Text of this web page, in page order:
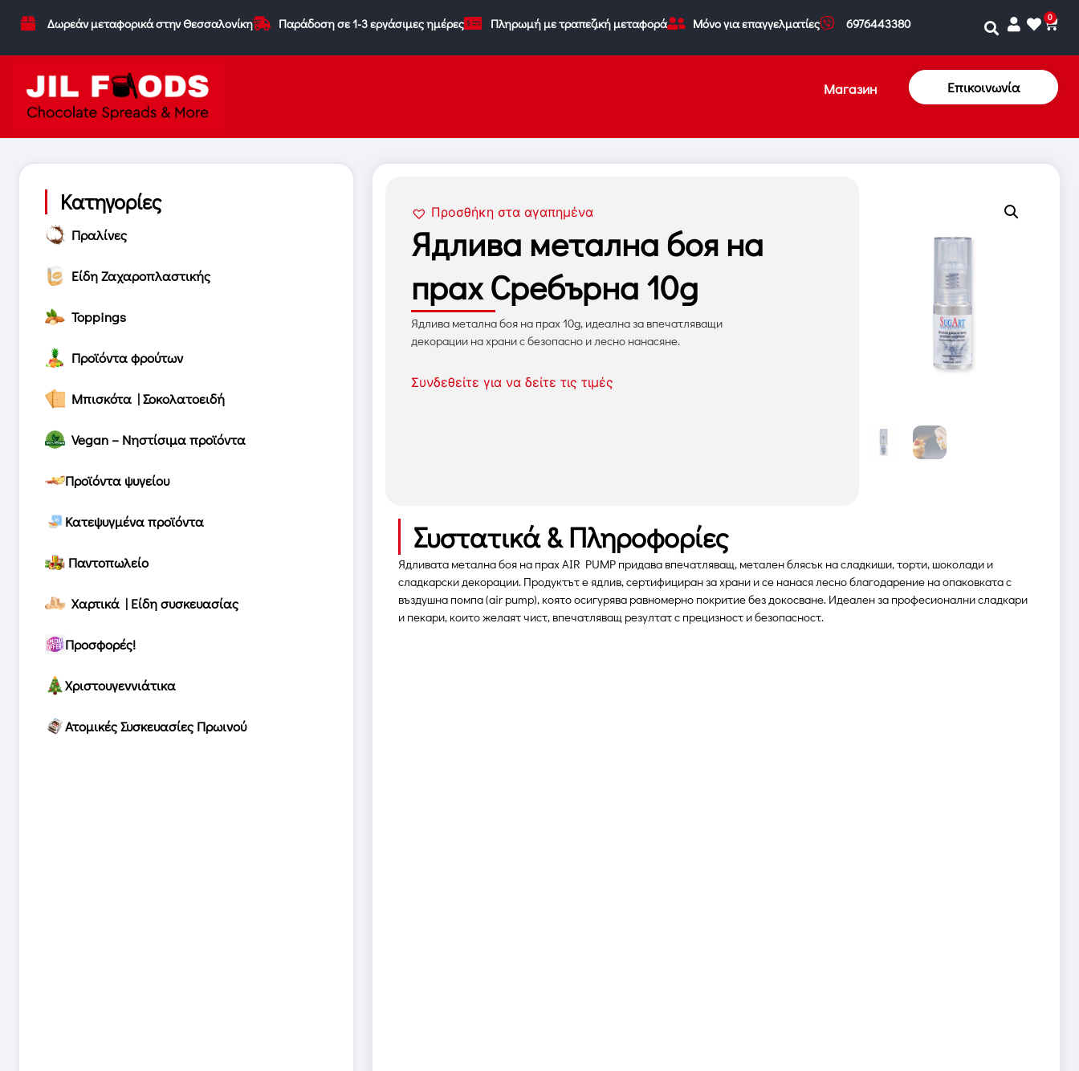
Δωρεάν μεταφορικά στην Θεσσαλονίκη Παράδοση σε 1-3 εργάσιμες ημέρες Πληρωμή με τραπεζική μεταφορά Μόνο για επαγγελματίες 6976443380 0
Магазин Επικοινωνία
Κατηγορίες
Πραλίνες
Είδη Ζαχαροπλαστικής
Toppings
Προϊόντα φρούτων
Μπισκότα | Σοκολατοειδή
Vegan – Νηστίσιμα προϊόντα
Προϊόντα ψυγείου
Κατεψυγμένα προϊόντα
Παντοπωλείο
Χαρτικά | Είδη συσκευασίας
Προσφορές!
Χριστουγεννιάτικα
Ατομικές Συσκευασίες Πρωινού
Προσθήκη στα αγαπημένα
Ядлива метална боя на
прах Сребърна 10g
Ядлива метална боя на прах 10g, идеална за впечатляващи
декорации на храни с безопасно и лесно нанасяне.
Συνδεθείτε για να δείτε τις τιμές
Συστατικά & Πληροφορίες
Ядливата метална боя на прах AIR PUMP придава впечатляващ, метален блясък на сладкиши, торти, шоколади и
сладкарски декорации. Продуктът е ядлив, сертифициран за храни и се нанася лесно благодарение на опаковката с
въздушна помпа (air pump), която осигурява равномерно покритие без докосване. Идеален за професионални сладкари
и пекари, които желаят чист, впечатляващ резултат с прецизност и безопасност.